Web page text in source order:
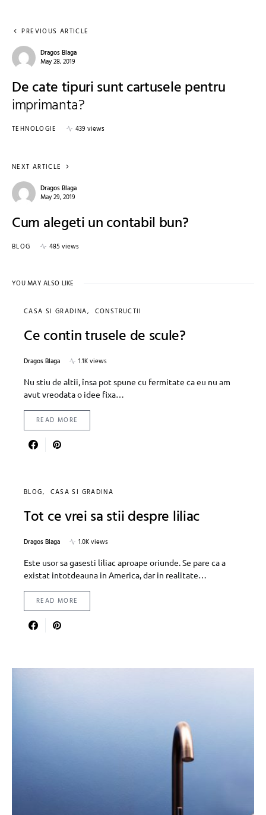
PREVIOUS ARTICLE
Dragos Blaga
May 28, 2019
De cate tipuri sunt cartusele pentru
imprimanta?
TEHNOLOGIE 439 views
NEXT ARTICLE
Dragos Blaga
May 29, 2019
Cum alegeti un contabil bun?
BLOG 485 views
YOU MAY ALSO LIKE
CASA SI GRADINA CONSTRUCTII
Ce contin trusele de scule?
Dragos Blaga
1.1K views
Nu stiu de altii, însa pot spune cu fermitate ca eu nu am
avut vreodata o idee fixa…
READ MORE
BLOG CASA SI GRADINA
Tot ce vrei sa stii despre liliac
Dragos Blaga
1.0K views
Este usor sa gasesti liliac aproape oriunde. Se pare ca a
existat intotdeauna in America, dar in realitate…
READ MORE